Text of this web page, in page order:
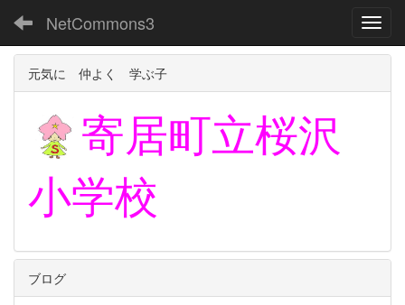
NetCommons3
元気に 仲よく 学ぶ子
寄居町立桜沢
小学校
ブログ